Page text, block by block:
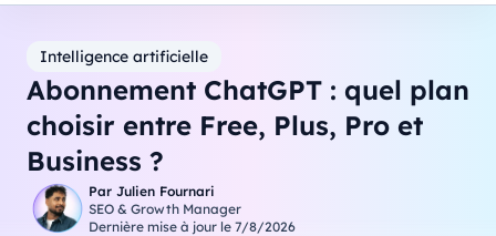
Intelligence artificielle
Abonnement ChatGPT : quel plan
choisir entre Free, Plus, Pro et
Business ?
Par Julien Fournari
SEO & Growth Manager
Dernière mise à jour le 7/8/2026